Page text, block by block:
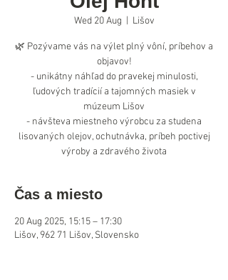
Wed 20 Aug Lišov
🌿 Pozývame vás na výlet plný vôní, príbehov a
objavov!
- unikátny náhľad do pravekej minulosti,
ľudových tradícií a tajomných masiek v
múzeum Lišov
- návšteva miestneho výrobcu za studena
lisovaných olejov, ochutnávka, príbeh poctivej
výroby a zdravého života
Čas a miesto
20 Aug 2025, 15:15 – 17:30
Lišov, 962 71 Lišov, Slovensko